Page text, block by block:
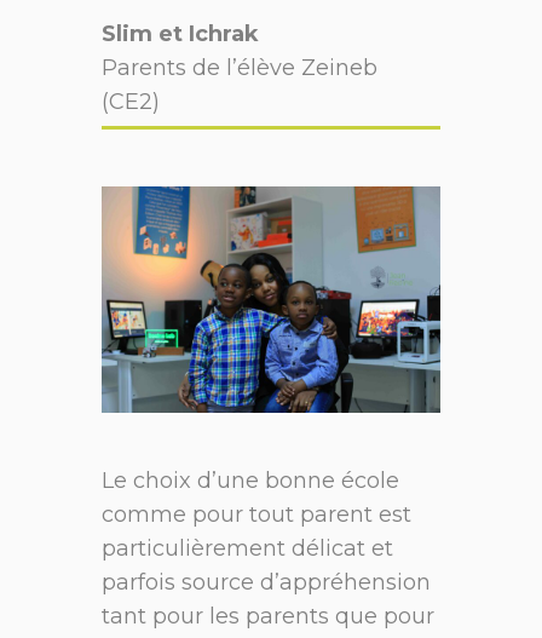
Slim et Ichrak
Parents de l’élève Zeineb
(CE2)
Le choix d’une bonne école
comme pour tout parent est
particulièrement délicat et
parfois source d’appréhension
tant pour les parents que pour